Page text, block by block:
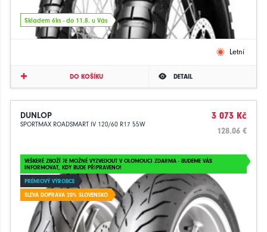
Skladem 6ks - do 11.8. u Vás
Letní
DO KOŠÍKU DETAIL
DUNLOP
SPORTMAX ROADSMART IV 120/60 R17 55W
3 073 Kč
128.06 €
VEŠKERÉ ZBOŽÍ JE MOŽNÉ VYZVEDOUT V OLOMOUCI ZDARMA - BUDEME VÁS
INFORMOVAT, KDY BUDE PŘIPRAVENO!
PRÉMIOVÝ VÝROBCE
SLEVA DOPRAVA 20% SLOVENSKO